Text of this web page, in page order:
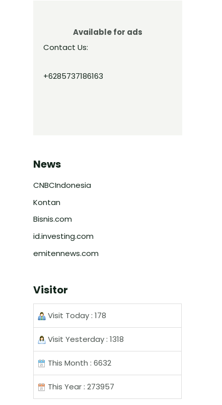
Available for ads
Contact Us:
+6285737186163
News
CNBCIndonesia
Kontan
Bisnis.com
id.investing.com
emitennews.com
Visitor
Visit Today : 178
Visit Yesterday : 1318
This Month : 6632
This Year : 273957